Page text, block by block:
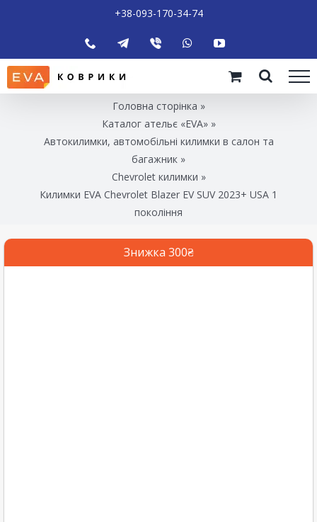
+38-093-170-34-74
Головна сторінка »
Каталог ательє «EVA»»
Автокилимки, автомобільні килимки в салон та
багажник »
Chevrolet килимки »
Килимки EVA Chevrolet Blazer EV SUV 2023+ USA 1
покоління
Знижка 300₴